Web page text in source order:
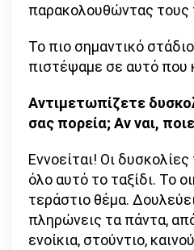
παρακολουθώντας τους
Το πιο σημαντικό
πιστέψαμε σε αυτό που
Αντιμετωπίζετε
σας πορεία; Αν ναι,
Εννοείται! Οι
όλο αυτό το ταξίδι. Το
τεράστιο θέμα.
πληρώνεις τα πάντα,
ενοίκια, στούντιο,